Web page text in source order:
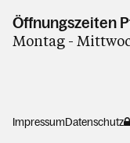
Öffnungszeiten
Montag -
ImpressumDatenschutz